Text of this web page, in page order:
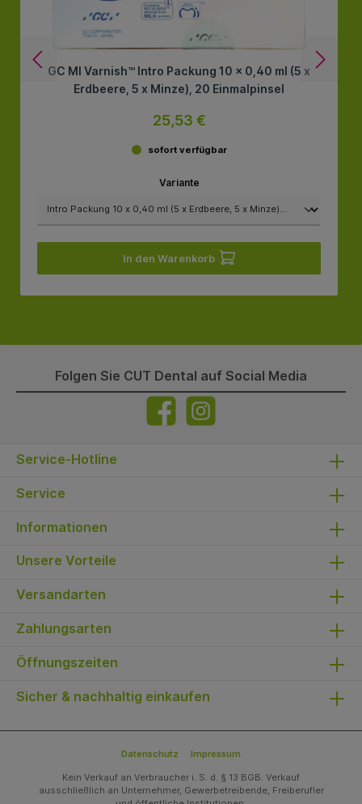
GC MI Varnish™ Intro Packung 10 x 0,40 ml (5 x
Erdbeere, 5 x Minze), 20 Einmalpinsel
25,53 €
sofort verfügbar
Variante
In den Warenkorb
Folgen Sie CUT Dental auf Social Media
Service-Hotline
Service
Informationen
Unsere Vorteile
Versandarten
Zahlungsarten
Öffnungszeiten
Sicher & nachhaltig einkaufen
Datenschutz Impressum
Kein Verkauf an Verbraucher i. S. d. § 13 BGB. Verkauf
ausschließlich an Unternehmer, Gewerbetreibende, Freiberufler